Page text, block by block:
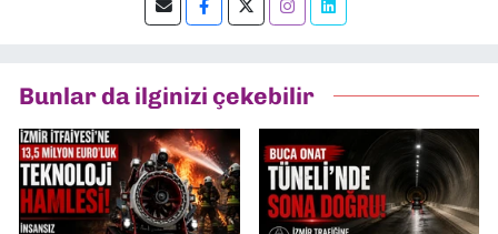
editörlük yapıyorum.
Bunlar da ilginizi çekebilir